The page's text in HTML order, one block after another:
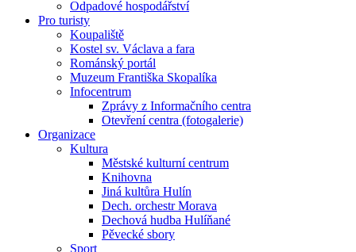
Odpadové hospodářství
Pro turisty
Koupaliště
Kostel sv. Václava a fara
Románský portál
Muzeum Františka Skopalíka
Infocentrum
Zprávy z Informačního centra
Otevření centra (fotogalerie)
Organizace
Kultura
Městské kulturní centrum
Knihovna
Jiná kultůra Hulín
Dech. orchestr Morava
Dechová hudba Hulíňané
Pěvecké sbory
Sport